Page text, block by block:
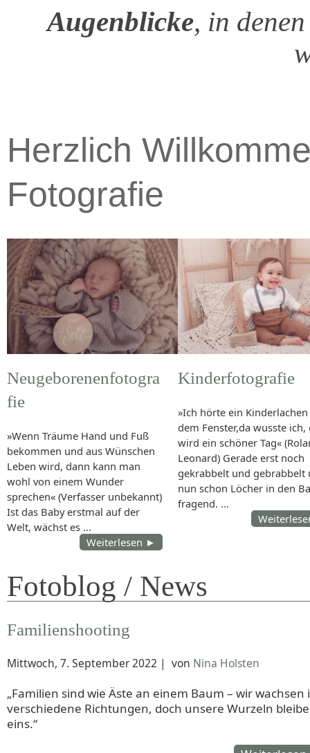
Augenblicke, in
Herzlich
Fotografie
Neugeborenenfotogra
fie
»Wenn Träume Hand und Fuß
bekommen und aus Wünschen
Leben wird, dann kann man
wohl von einem Wunder
sprechen« (Verfasser unbekannt)
Ist das Baby erstmal auf der
Welt, wächst es ...
Weiterlesen ►
Kinderfotografie
»Ich hörte ein
dem Fenster,da wusste ich,
wird ein schöner Tag«
Leonard) Gerade erst noch
gekrabbelt und gebrabbelt
nun schon Löcher in den
fragend. ...
Fotoblog / News
Familienshooting
Mittwoch, 7. September 2022 | von Nina Holsten
„Familien sind wie Äste an einem Baum – wir wachsen
verschiedene Richtungen, doch unsere Wurzeln
eins.“